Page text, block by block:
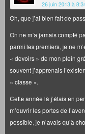
26 juin 2013 à
Oh, que j’ai bien fait de
On ne m’a jamais compté
parmi les premiers, je ne
« devoirs » de mon plein
souvent j’apprenais
« classe ».
Cette année là j’étais en
m’ouvrir les portes de
possible, je n’avais qu’à